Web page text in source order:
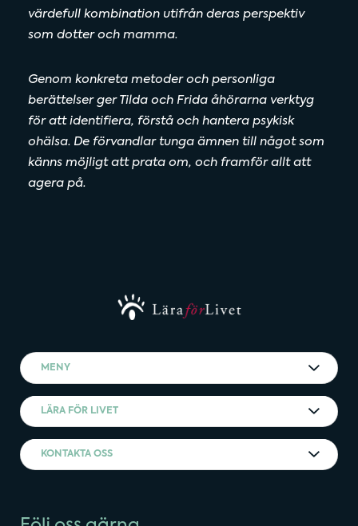
värdefull kombination utifrån deras perspektiv
som dotter och mamma.
Genom konkreta metoder och personliga
berättelser ger Tilda och Frida åhörarna verktyg
för att identifiera, förstå och hantera psykisk
ohälsa. De förvandlar tunga ämnen till något som
känns möjligt att prata om, och framför allt att
agera på.
MENY
LÄRA FÖR LIVET
KONTAKTA OSS